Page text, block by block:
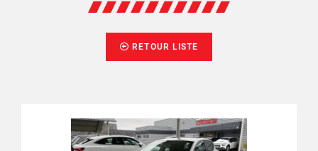
RETOUR LISTE